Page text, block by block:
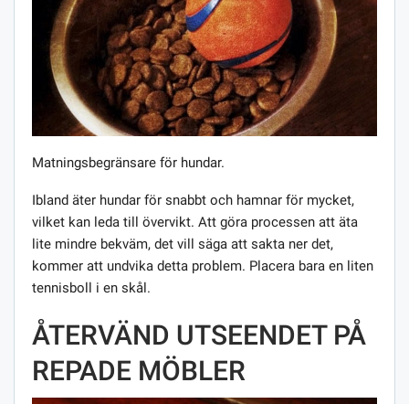
Matningsbegränsare för hundar.
Ibland äter hundar för snabbt och hamnar för mycket,
vilket kan leda till övervikt. Att göra processen att äta
lite mindre bekväm, det vill säga att sakta ner det,
kommer att undvika detta problem. Placera bara en liten
tennisboll i en skål.
ÅTERVÄND UTSEENDET PÅ
REPADE MÖBLER